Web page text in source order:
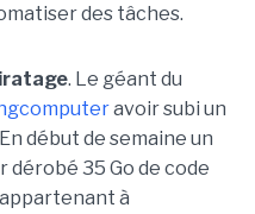
des tâches.
. Le géant du
avoir subi un
début de semaine un
35 Go de code
à